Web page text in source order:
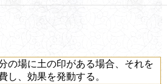
の場に土の印がある場合、それを
し、効果を発動する。